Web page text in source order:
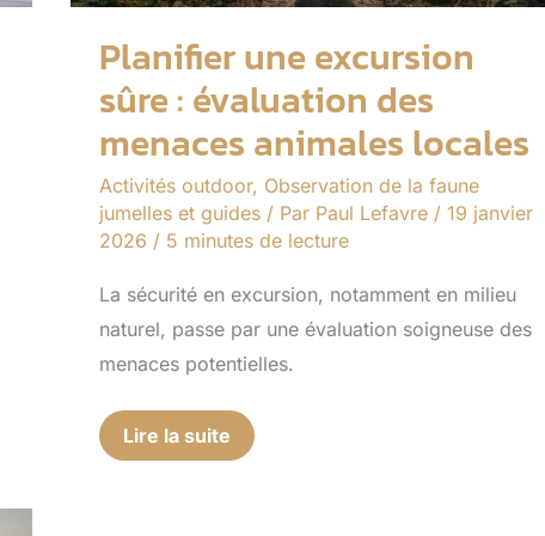
Planifier une excursion
sûre : évaluation des
menaces animales locales
Activités outdoor, Observation de la faune
jumelles et guides / Par Paul Lefavre / 19 janvier
2026 / 5 minutes de lecture
La sécurité en excursion, notamment en milieu
naturel, passe par une évaluation soigneuse des
menaces potentielles.
Lire la suite